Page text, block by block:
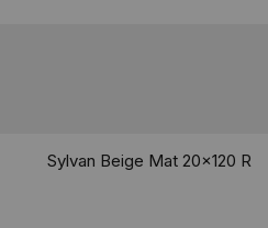
Sylvan Beige Mat 20x120 R